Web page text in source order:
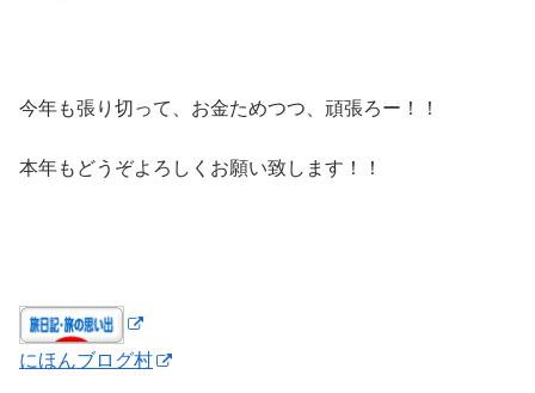
今年も張り切って、お金ためつつ、頑張ろー！！
本年もどうぞよろしくお願い致します！！
にほんブログ村